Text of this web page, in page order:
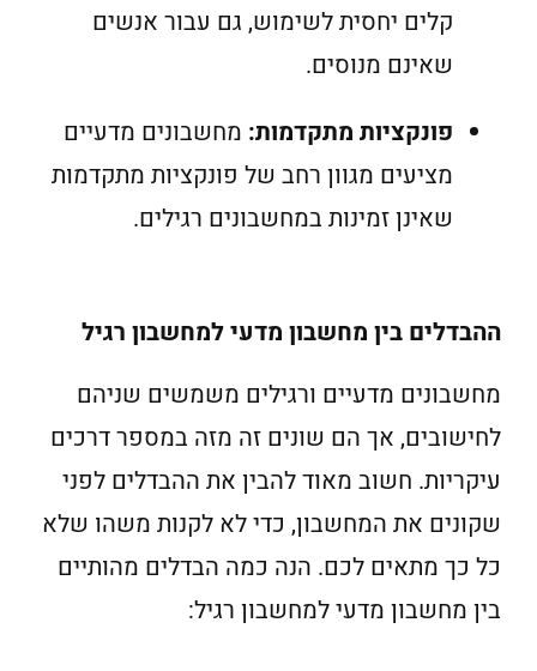
קלים יחסית לשימוש, גם עבור אנשים
שאינם מנוסים.
פונקציות מתקדמות: מחשבונים מדעיים
מציעים מגוון רחב של פונקציות מתקדמות
שאינן זמינות במחשבונים רגילים.
ההבדלים בין מחשבון מדעי למחשבון רגיל
מחשבונים מדעיים ורגילים משמשים שניהם
לחישובים, אך הם שונים זה מזה במספר דרכים
עיקריות. חשוב מאוד להבין את ההבדלים לפני
שקונים את המחשבון, כדי לא לקנות משהו שלא
כל כך מתאים לכם. הנה כמה הבדלים מהותיים
בין מחשבון מדעי למחשבון רגיל: